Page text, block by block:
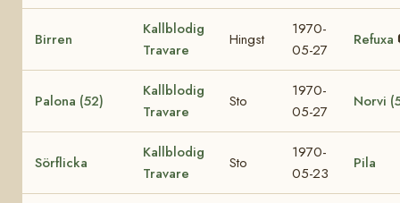
Birren
Kallblodig
Travare
Hingst
1970-
05-27
Refuxa
Palona (52)
Kallblodig
Travare
Sto
1970-
05-27
Norvi
Sörflicka
Kallblodig
Travare
Sto
1970-
05-23
Pila